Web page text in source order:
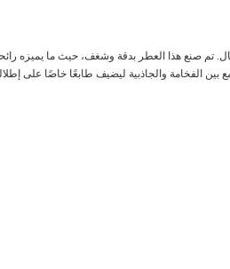
صنع هذا العطر بدقة وشغف، حيث ما يميزه
الفخامة والجاذبية ليضيف طابعًا خاصًا على